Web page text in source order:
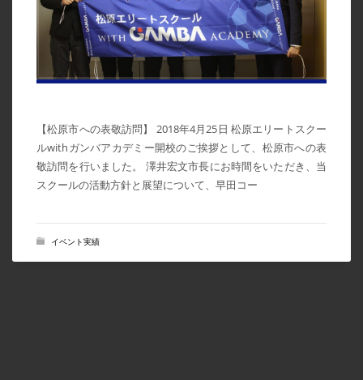
【松原市への表敬訪問】 2018年4月25日 松原エリートスクー
ルwithガンバアカデミー開校のご挨拶として、松原市への表
敬訪問を行いました。 澤井宏文市長にお時間をいただき、当
スクールの活動方針と展望について、早田コー
イベント実績